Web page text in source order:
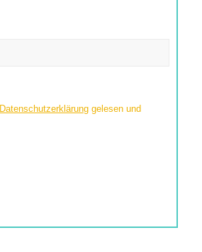
Datenschutzerklärunggelesen und